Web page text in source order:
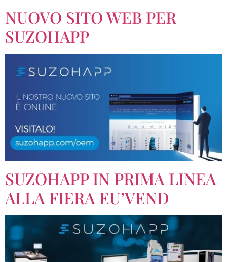
NUOVO SITO WEB PER
SUZOHAPP
SUZOHAPP IN PRIMA LINEA
ALLA FIERA EU’VEND